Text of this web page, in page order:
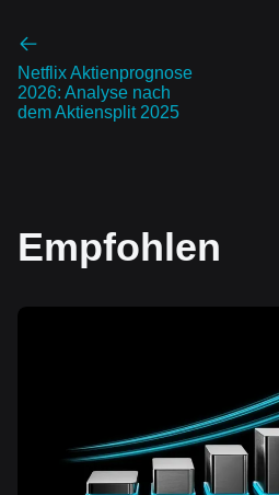
Netflix Aktienprognose
2026: Analyse nach
dem Aktiensplit 2025
Empfohlen